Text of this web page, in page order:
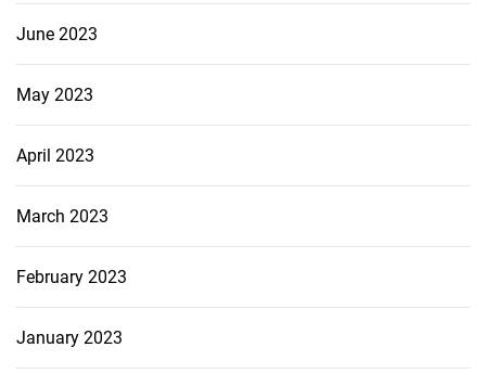
June 2023
May 2023
April 2023
March 2023
February 2023
January 2023